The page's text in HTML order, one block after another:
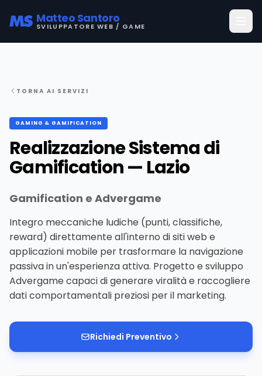
Matteo Santoro
SVILUPPATORE WEB / GAME
TORNA AI SERVIZI
GAMING & GAMIFICATION
Realizzazione Sistema di
Gamification — Lazio
Gamification e Advergame
Integro meccaniche ludiche (punti, classifiche,
reward) direttamente all'interno di siti web e
applicazioni mobile per trasformare la navigazione
passiva in un'esperienza attiva. Progetto e sviluppo
Advergame capaci di generare viralità e raccogliere
dati comportamentali preziosi per il marketing.
Richiedi Preventivo